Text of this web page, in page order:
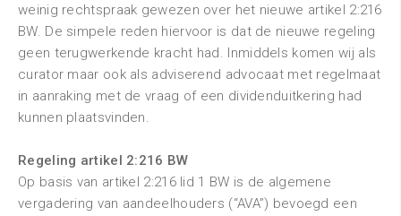
weinig rechtspraak gewezen over het nieuwe artikel 2:216
BW. De simpele reden hiervoor is dat de nieuwe regeling
geen terugwerkende kracht had. Inmiddels komen wij als
curator maar ook als adviserend advocaat met regelmaat
in aanraking met de vraag of een dividenduitkering had
kunnen plaatsvinden.
Regeling artikel 2:216 BW
Op basis van artikel 2:216 lid 1 BW is de algemene
vergadering van aandeelhouders (“AVA”) bevoegd een